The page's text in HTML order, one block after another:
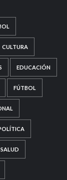
CULTURA
EDUCACIÓN
FÚTBOL
SALUD